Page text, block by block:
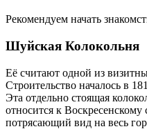
Рекомендуем начать
Шуйская Колокольня
Её считают одной из
Строительство началось в
Эта отдельно стоящая
относится к
потрясающий вид на весь